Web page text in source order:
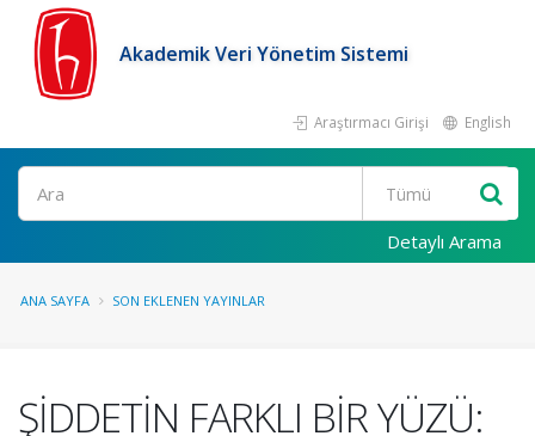
Akademik Veri Yönetim Sistemi
Araştırmacı Girişi English
Ara
Detaylı Arama
ANA SAYFA SON EKLENEN YAYINLAR
ŞİDDETİN FARKLI BİR YÜZÜ: